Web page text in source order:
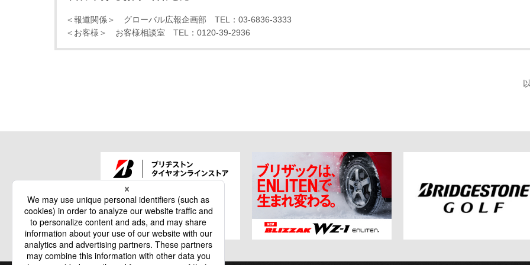
＜報道関係＞ グローバル広報企画部 TEL：03-6836-3333
＜お客様＞ お客様相談室 TEL：0120-39-2936